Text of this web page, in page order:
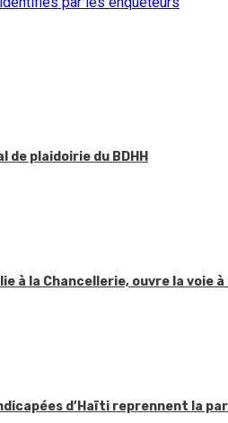
plaidoirie du BDHH
à la Chancellerie, ouvre la
d’Haïti reprennent la